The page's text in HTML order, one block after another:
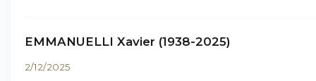
EMMANUELLI Xavier (1938-2025)
2/12/2025